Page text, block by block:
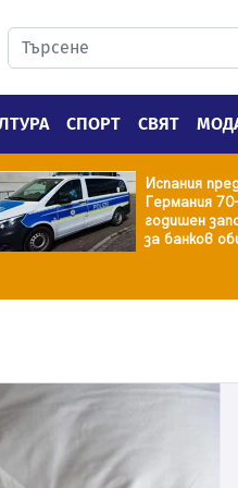
СПОРТ СВЯТ
Испания
Германия
годишен
за банков